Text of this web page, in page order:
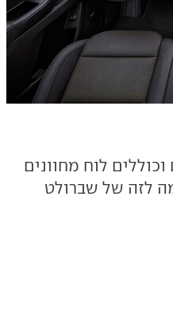
לוח מחוונים
לזה של שברולט